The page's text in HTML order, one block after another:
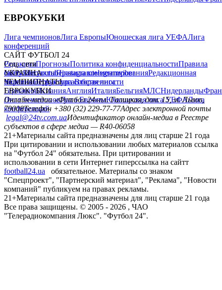
ЕВРОКУБКИ
Лига чемпионовЛига ЕвропыЮношеская лига УЕФАЛига
конференций
САЙТ ФУТБОЛ 24
РедакцияПрогнозыПолитика конфиденциальностиПравила
сайтуКонтактыПравила комментированияРедакционная
политикаСтруктура собственности
Соц. сети
facebookxyoutubeinstagramtelegramviber
УКРАИНА
УкраинаПервая лигаВторая лига
ЧЕМПИОНАТЫ
ГерманияИспанияАнглияИталияБельгияМЛСНидерланды
ЕВРОКУБКИ
Лига чемпионовЛига ЕвропыЮношеская лига УЕФАЛига
конференций
Онлайн-медиа «Футбол 24»пл. Галицкая, дом. 15, м. Львов,
79008Телефон +380 (32) 229-77-77Адрес электронной почты
legal@24tv.com.uaИдентификатор онлайн-медиа в Реестре
субъектов в сфере медиа — R40-06058
21+Материалы сайта предназначены для лиц старше 21 года
При цитировании и использовании любых материалов ссылка
на "Футбол 24" обязательна. При цитировании и
использовании в сети Интернет гиперссылка на сайтт
football24.ua
обязательное. Материалы со знаком
"Спецпроект", "Партнерский материал", "Реклама", "Новости
компаний" публикуем на правах рекламы.
21+Материалы сайта предназначены для лиц старше 21 года
Все права защищены. © 2005 - 2026 , ЧАО
"Телерадиокомпания Люкс". "Футбол 24".